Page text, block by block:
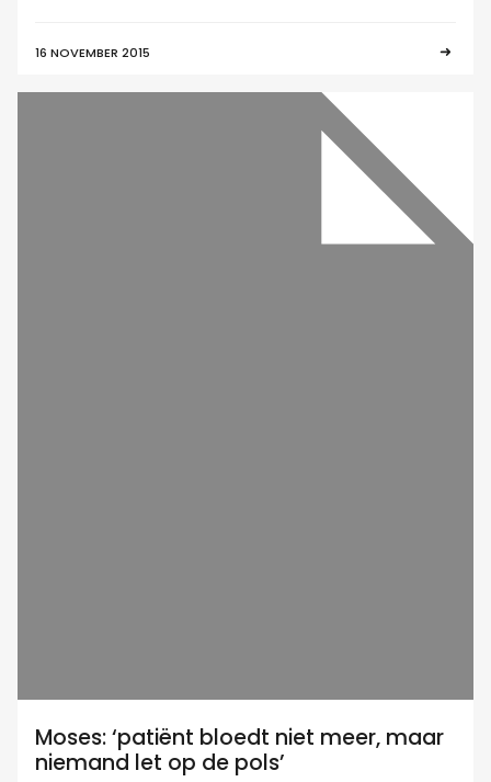
16 NOVEMBER 2015
Moses: ‘patiënt bloedt niet meer, maar
niemand let op de pols’